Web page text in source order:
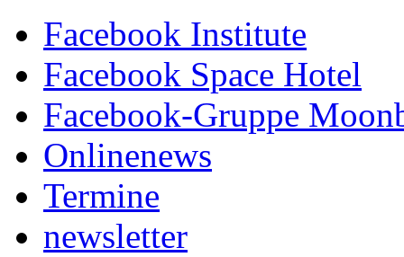
Facebook Institute
Facebook Space Hotel
Facebook-Gruppe
Onlinenews
Termine
newsletter